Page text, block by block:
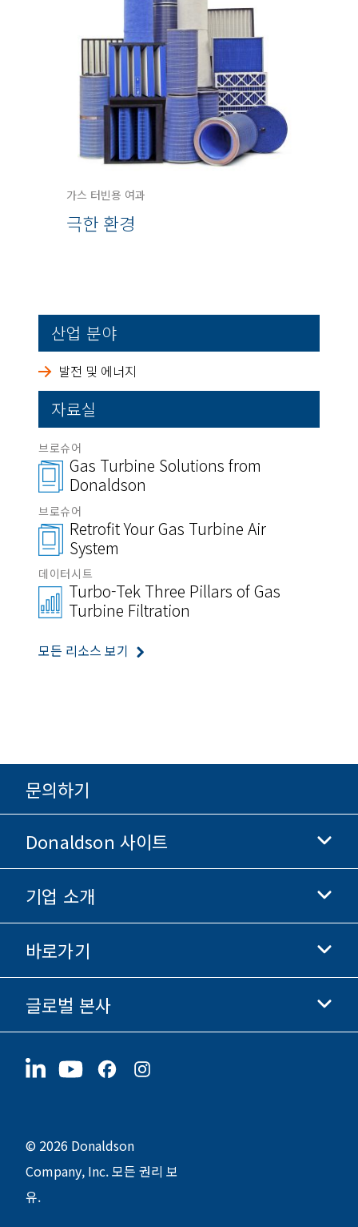
가스 터빈용 여과
극한 환경
산업 분야
발전 및 에너지
자료실
브로슈어
Gas Turbine Solutions from
Donaldson
브로슈어
Retrofit Your Gas Turbine Air
System
데이터시트
Turbo-Tek Three Pillars of Gas
Turbine Filtration
모든 리소스 보기
문의하기
Donaldson 사이트
Donaldson 생명과학
Donaldson 쇼핑
기업 소개
기업 정보
윤리 및 준법 경영
채용 정보
바로가기
투자자 정보
협력업체
지속가능성
글로벌 본사
1400 W 94th Street
© 2026 Donaldson
Company, Inc. 모든 권리 보
유.